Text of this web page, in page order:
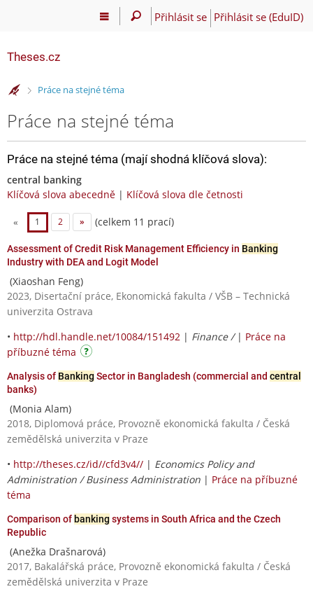
Přihlásit se Přihlásit se (EduID)
Theses.cz
>Práce na stejné téma
Práce na stejné téma
Práce na stejné téma (mají shodná klíčová slova):
central banking
Klíčová slova abecedně | Klíčová slova dle četnosti
« 1 2 » (celkem 11 prací)
Assessment of Credit Risk Management Efficiency in Banking
Industry with DEA and Logit Model
(Xiaoshan Feng)
2023, Disertační práce, Ekonomická fakulta / VŠB – Technická
univerzita Ostrava
• http://hdl.handle.net/10084/151492 | Finance / | Práce na
příbuzné téma
Analysis of Banking Sector in Bangladesh (commercial and central
banks)
(Monia Alam)
2018, Diplomová práce, Provozně ekonomická fakulta / Česká
zemědělská univerzita v Praze
• http://theses.cz/id//cfd3v4// | Economics Policy and
Administration / Business Administration | Práce na příbuzné
téma
Comparison of banking systems in South Africa and the Czech
Republic
(Anežka Drašnarová)
2017, Bakalářská práce, Provozně ekonomická fakulta / Česká
zemědělská univerzita v Praze